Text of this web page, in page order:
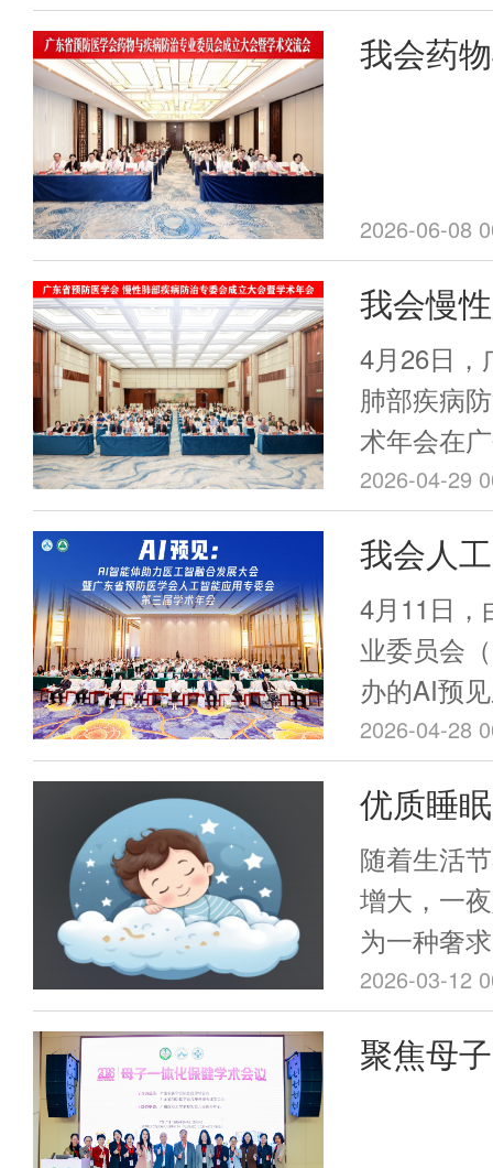
促进睡眠
睡眠医学
我会药
2026-06-08
我会慢
会成立
州隆重
4月26日，
肺部疾病
术年会在
2026-04-29
我会人
三届学
开
4月11日，
业委员会
办的AI预
力医工智
三届学术
次大会以
合发展”为
讨人工智
创新路径
展新蓝图。
2026-04-28
优质睡
我会睡
治专委
诊活动
随着生活
增大，一
为一种奢
不仅是第
悄悄透支
健康，甚
2026-03-12
聚焦母